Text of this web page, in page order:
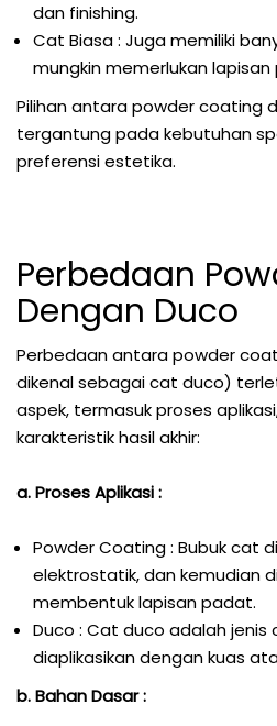
dan finishing.
Cat Biasa : Juga memiliki
mungkin memerlukan
Pilihan antara powder coating
tergantung pada kebutuhan
preferensi estetika.
Perbedaan
Dengan Duco
Perbedaan antara powder
dikenal sebagai cat duco)
aspek, termasuk proses
karakteristik hasil akhir:
a. Proses Aplikasi :
Powder Coating : Bubuk cat
elektrostatik, dan kemudian
membentuk lapisan padat.
Duco : Cat duco adalah
diaplikasikan dengan kuas
b. Bahan Dasar :